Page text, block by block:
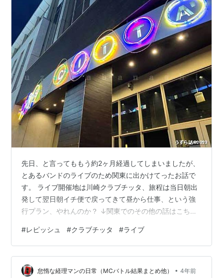
先日、と言ってももう約2ヶ月経過してしまいましたが、
とあるバンドのライブのため関東に出かけてったお話で
す。 ライブ開催地は川崎クラブチッタ、旅程は当日朝出
発して翌日朝イチ便で戻ってきて昼から仕事、という強
行プラン、やれんのか？ ↓関東でのその他の話はこちら
ッタ35周年ライブへ LÄ-PPISCHというのはSKA、
SKACORE、ROCK、PUNK、FUNKという感じの色々出
来て『非常に気合の入った』バンドですが、百聞は一見
にしかずなので後のリンク動画をご視聴いただければと
#レピッシュ #クラブチッタ #ライブ
怠惰な経理マンの日常（MCバトル結果まとめ他） • 4年前